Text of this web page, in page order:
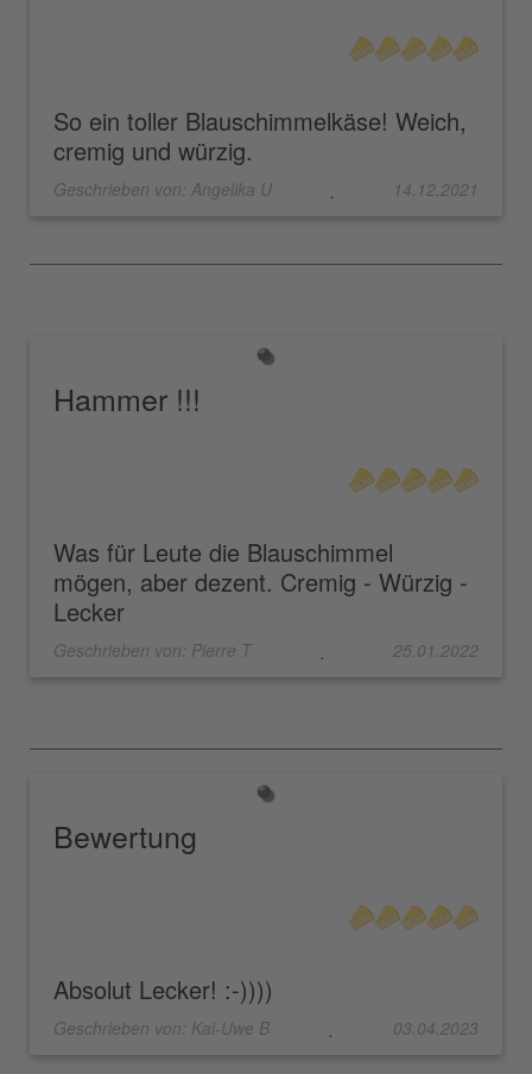
So ein toller Blauschimmelkäse! Weich,
cremig und würzig.
Geschrieben von: Angelika U . 14.12.2021
Hammer !!!
Was für Leute die Blauschimmel
mögen, aber dezent. Cremig - Würzig -
Lecker
Geschrieben von: Pierre T . 25.01.2022
Bewertung
Absolut Lecker! :-))))
Geschrieben von: Kai-Uwe B . 03.04.2023